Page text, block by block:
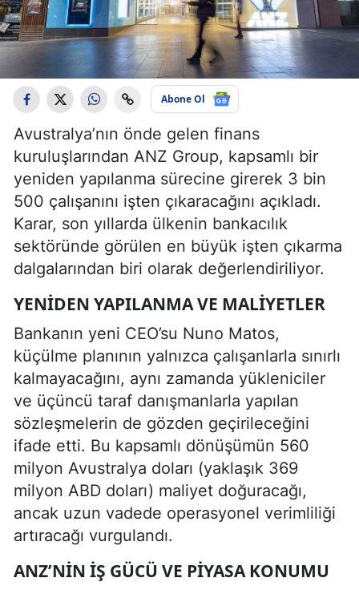
Abone Ol
Avustralya’nın önde gelen finans
kuruluşlarından ANZ Group, kapsamlı bir
yeniden yapılanma sürecine girerek 3 bin
500 çalışanını işten çıkaracağını açıkladı.
Karar, son yıllarda ülkenin bankacılık
sektöründe görülen en büyük işten çıkarma
dalgalarından biri olarak değerlendiriliyor.
YENIDEN YAPILANMA VE MALIYETLER
Bankanın yeni CEO’su Nuno Matos,
küçülme planının yalnızca çalışanlarla sınırlı
kalmayacağını, aynı zamanda yükleniciler
ve üçüncü taraf danışmanlarla yapılan
sözleşmelerin de gözden geçirileceğini
ifade etti. Bu kapsamlı dönüşümün 560
milyon Avustralya doları (yaklaşık 369
milyon ABD doları) maliyet doğuracağı,
ancak uzun vadede operasyonel verimliliği
artıracağı vurgulandı.
ANZ’NIN İŞ GÜCÜ VE PIYASA KONUMU